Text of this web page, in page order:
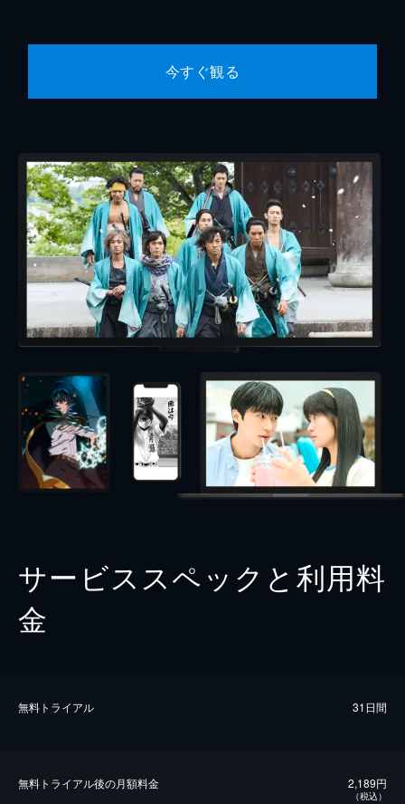
今すぐ観る
サービススペックと利用料
金
無料トライアル 31日間
無料トライアル後の⽉額料金 2,189円
（税込）